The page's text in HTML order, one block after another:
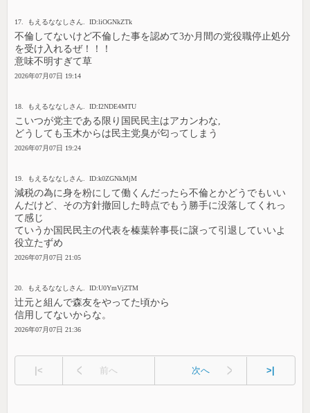
17. もえるななしさん. ID:liOGNkZTk
不倫してないけど不倫した事を認めて3か月間の党役職停止処分
を受け入れるぜ！！！
意味不明すぎて草
2026年07月07日 19:14
18. もえるななしさん. ID:I2NDE4MTU
こいつが党主である限り国民民主はアカンわな,
どうしても玉木からは民主党臭が匂ってしまう
2026年07月07日 19:24
19. もえるななしさん. ID:k0ZGNkMjM
減税の為に身を粉にして働くんだったら不倫とかどうでもいい
んだけど、その方針撤回した時点でもう勝手に没落してくれっ
て感じ
ていうか国民民主の代表を榛葉幹事長に譲って引退していいよ
役立たずめ
2026年07月07日 21:05
20. もえるななしさん. ID:U0YmVjZTM
辻元と組んで森友をやってた頃から
信用してないからな。
2026年07月07日 21:36
|< 前へ 次へ >|